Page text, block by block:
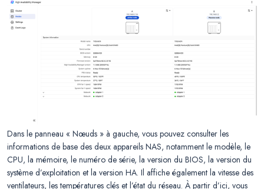
Dans le panneau « Nœuds » à gauche, vous pouvez consulter les
informations de base des deux appareils NAS, notamment le modèle, le
CPU, la mémoire, le numéro de série, la version du BIOS, la version du
système d’exploitation et la version HA. Il affiche également la vitesse des
ventilateurs, les températures clés et l’état du réseau. À partir d’ici, vous